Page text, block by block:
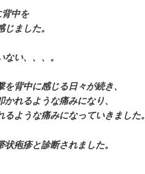
中を
ました。
い、、、。
背中に感じる日々が続き、
れるような痛みになり、
ような痛みになっていきました。
疱疹と診断されました。